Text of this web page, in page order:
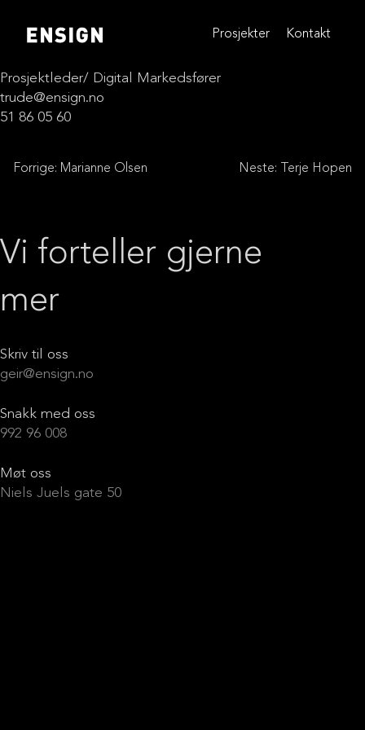
content
Prosjekter Kontakt
Prosjektleder/ Digital Markedsfører
trude@ensign.no
51 86 05 60
Innleggsnavigasjon
Forrige: Marianne Olsen Neste: Terje Hopen
Vi forteller gjerne
mer
Skriv til oss
geir@ensign.no
Snakk med oss
992 96 008
Møt oss
Niels Juels gate 50